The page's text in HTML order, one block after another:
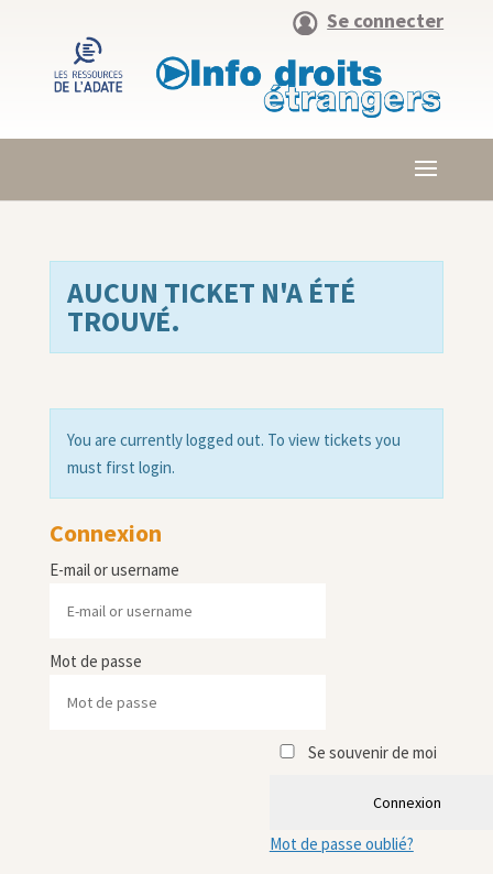
Se connecter
AUCUN TICKET N'A ÉTÉ
TROUVÉ.
You are currently logged out. To view tickets you
must first login.
Connexion
E-mail or username
Mot de passe
Se souvenir de moi
Connexion
Mot de passe oublié?